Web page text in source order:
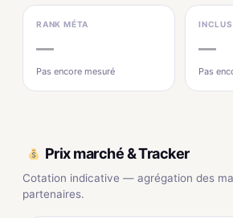
RANK MÉTA
—
Pas encore mesuré
—
Pas
Prix marché & Tracker
Cotation indicative — agrégation des
partenaires.